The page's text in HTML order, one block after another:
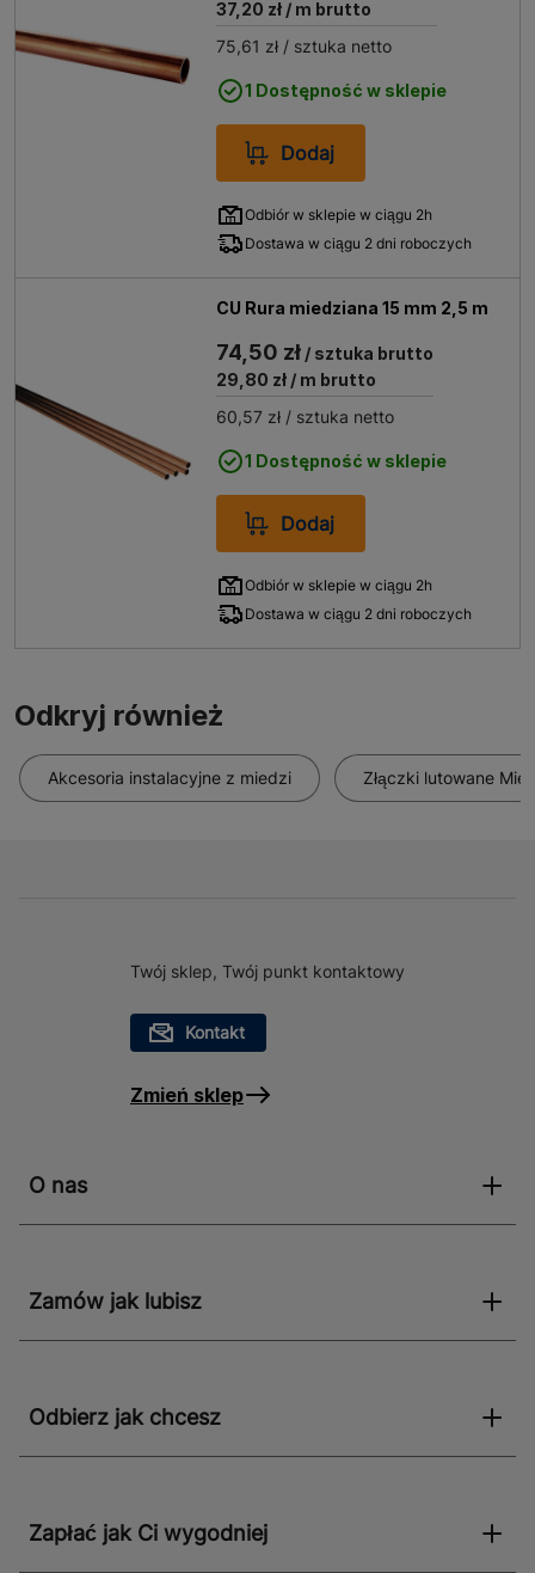
przypadku pożaru nie wydzielają żadnych toksycznych
substancji, które mogłyby zagrozić życiu ludzi.
ten można w całości poddać recyklingowi, więc te
ekologiczne rury miedziane nie obciążają środowiska
zakupom w naszym sklepie otrzymują Państwo
pewność, że system będzie działał sprawnie i
37,20 zł / m brutto
75,61 zł / sztuka netto
1 Dostępność w sklepie
Dodaj
Odbiór w sklepie w ciągu 2h
Dostawa w ciągu 2 dni roboczych
CU Rura miedziana 15 mm 2,5 m
74,50 zł / sztuka brutto
29,80 zł / m brutto
60,57 zł / sztuka netto
1 Dostępność w sklepie
Dodaj
Odbiór w sklepie w ciągu 2h
Dostawa w ciągu 2 dni roboczych
Odkryj również
Akcesoria instalacyjne z miedzi Złączki lutowane
Twój sklep, Twój punkt kontaktowy
Kontakt
Zmień sklep
O nas
Zamów jak lubisz
Odbierz jak chcesz
Zapłać jak Ci wygodniej